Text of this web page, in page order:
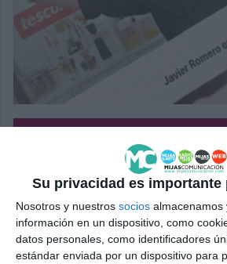
Su privacidad es importante
Nosotros y nuestros socios almacenamos
información en un dispositivo, como
datos personales, como identificadores
estándar enviada por un dispositivo para